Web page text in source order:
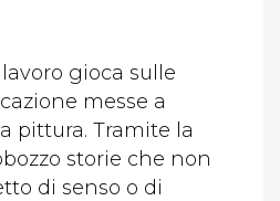
gioca sulle
messe a
pittura. Tramite la
storie che non
di senso o di